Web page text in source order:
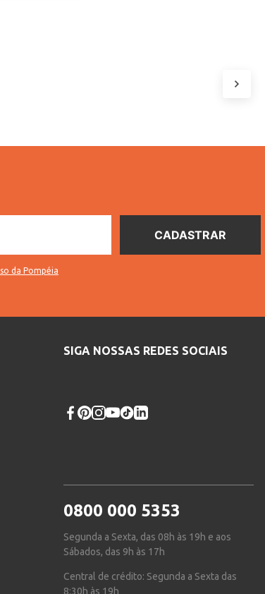
da Pompéia
SIGA NOSSAS REDES SOCIAIS
0800 000 5353
Segunda a Sexta, das 08h às 19h e aos
Sábados, das 9h às 17h
Central de crédito: Segunda a Sexta das
8:30h às 19h